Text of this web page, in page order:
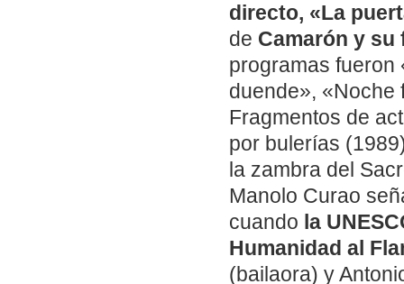
directo, «La
de Camarón y su
programas fueron
duende»,
Fragmentos de
por bulerías
la zambra del
Manolo Curao
cuando la
Humanidad al
(bailaora) y